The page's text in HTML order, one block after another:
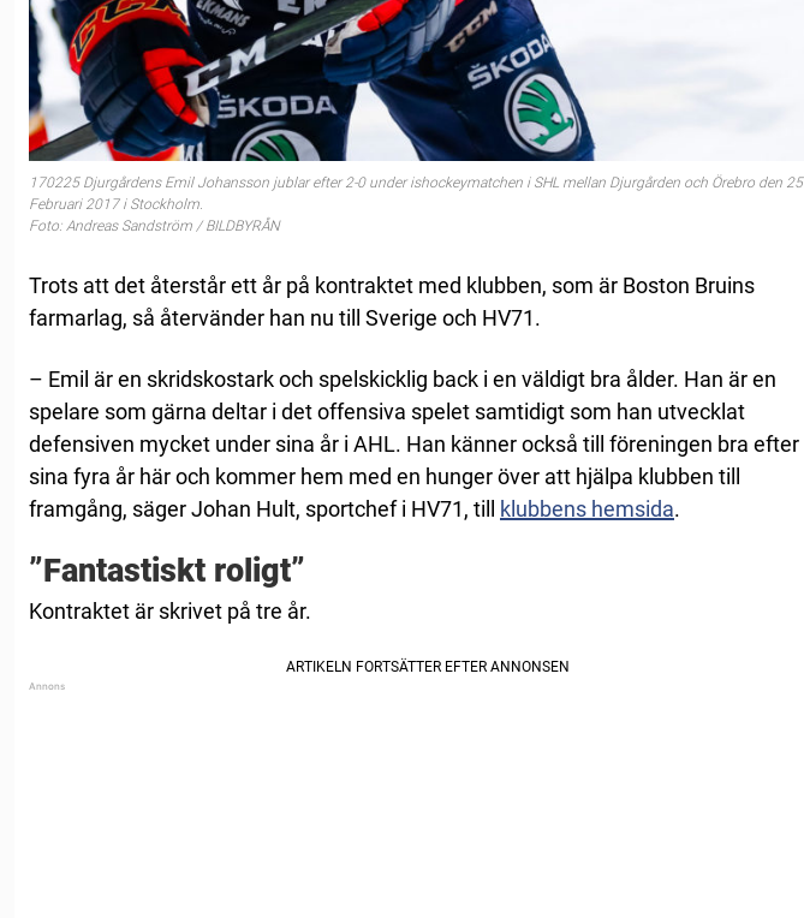
170225 Djurgårdens Emil Johansson jublar efter 2-0 under ishockeymatchen i SHL mellan Djurgården och Örebro den 25
Februari 2017 i Stockholm.
Foto: Andreas Sandström / BILDBYRÅN
Trots att det återstår ett år på kontraktet med klubben, som är Boston Bruins
farmarlag, så återvänder han nu till Sverige och HV71.
– Emil är en skridskostark och spelskicklig back i en väldigt bra ålder. Han är en
spelare som gärna deltar i det offensiva spelet samtidigt som han utvecklat
defensiven mycket under sina år i AHL. Han känner också till föreningen bra efter
sina fyra år här och kommer hem med en hunger över att hjälpa klubben till
framgång, säger Johan Hult, sportchef i HV71, till klubbens hemsida.
”Fantastiskt roligt”
Kontraktet är skrivet på tre år.